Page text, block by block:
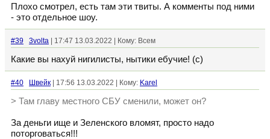
Плохо смотрел, есть там эти твиты. А комменты под ними
- это отдельное шоу.
#39 3volta | 17:47 13.03.2022 | Кому: Всем
Какие вы нахуй нигилисты, нытики ебучие! (с)
#40 Швейк | 17:56 13.03.2022 | Кому: Karel
> Там главу местного СБУ сменили, может он?
За деньги ище и Зеленского вломят, просто надо
поторговаться!!!